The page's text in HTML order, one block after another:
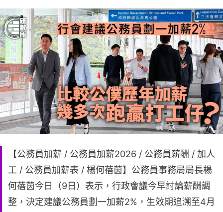
【公務員加薪 / 公務員加薪2026 / 公務員薪酬 / 加人
工 / 公務員加薪表 / 楊何蓓茵】公務員事務局局長楊
何蓓茵今日（9日）表示，行政會議今早討論薪酬調
整，決定建議公務員劃一加薪2%，生效期追溯至4月